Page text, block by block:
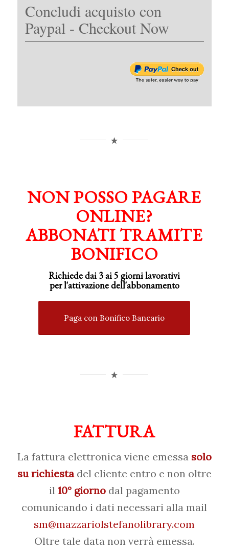
Concludi acquisto con
Paypal - Checkout Now
NON POSSO PAGARE
ONLINE?
ABBONATI TRAMITE
BONIFICO
Richiede dai 3 ai 5 giorni lavorativi
perl'attivazionedell'abbonamento
Paga con Bonifico Bancario
FATTURA
La fattura elettronica viene emessasolo
su richiestadel cliente entro e non oltre
il 10° giornodal pagamento
comunicando i dati necessari alla mail
sm@mazzariolstefanolibrary.com
Oltre tale data non verrà emessa.